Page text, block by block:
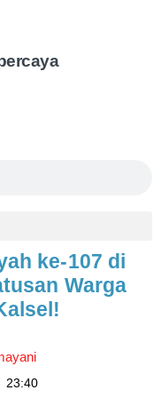
ke-107 di
Warga
23:40